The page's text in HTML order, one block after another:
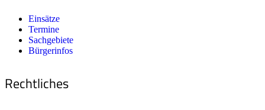
Einsätze
Termine
Sachgebiete
Bürgerinfos
Rechtliches